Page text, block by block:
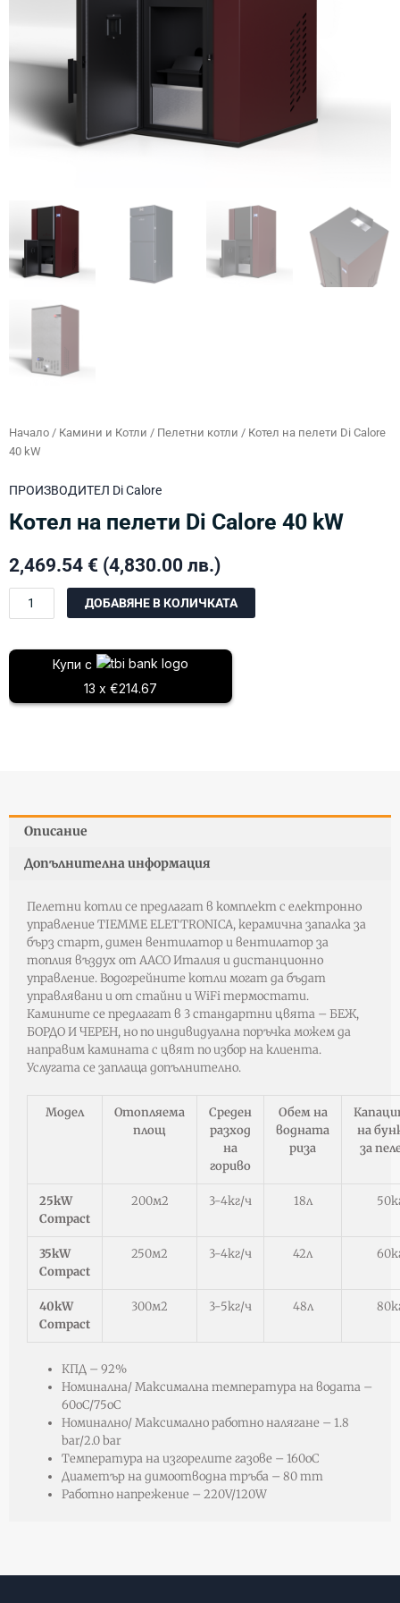
Начало / Камини и Котли / Пелетни котли / Котел на пелети Di Calore
40 kW
ПРОИЗВОДИТЕЛ Di Calore
Котел на пелети Di Calore 40 kW
2,469.54 € (4,830.00 лв.)
количество
на
Calore
ДОБАВЯНЕ В КОЛИЧКАТА
Купи с
13 x €214.67
Описание
Допълнителна информация
Пелетни котли се предлагат в комплект с електронно
управление TIEMME ELETTRONICA, керамична запалка за
бърз старт, димен вентилатор и вентилатор за
топлия въздух от AACO Италия и дистанционно
управление. Водогрейните котли могат да бъдат
управлявани и от стайни и WiFi термостати.
Камините се предлагат в 3 стандартни цвята – БЕЖ,
БОРДО И ЧЕРЕН, но по индивидуална поръчка можем да
направим камината с цвят по избор на клиента.
Услугата се заплаща допълнително.
Модел
Отопляема
площ
Среден
разход
на
гориво
Обем на
водната
риза
на
за
25kW
Compact
200м2 3-4кг/ч 18л
35kW
Compact
250м2 3-4кг/ч 42л
40kW
Compact
300м2 3-5кг/ч 48л
КПД – 92%
Номинална/ Максимална температура на водата –
60оС/75оС
Номинално/ Максимално работно налягане – 1.8
bar/2.0 bar
Температура на изгорелите газове – 160оС
Диаметър на димоотводна тръба – 80 mm
Работно напрежение – 220V/120W